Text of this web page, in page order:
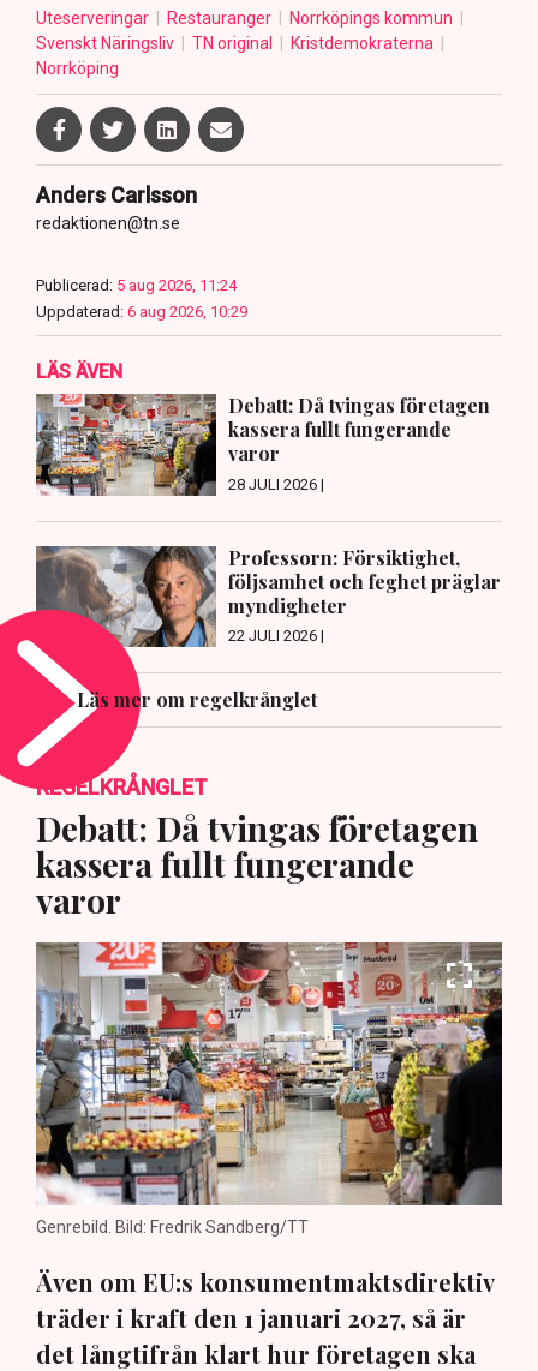
Uteserveringar Restauranger
Norrköpings kommun
Svenskt Näringsliv
TN original
Kristdemokraterna
Norrköping
Anders Carlsson
redaktionen@tn.se
Publicerad: 5 aug 2026, 11:24
Uppdaterad: 6 aug 2026, 10:29
LÄS ÄVEN
Debatt: Då tvingas företagen
kassera fullt fungerande
varor
28 JULI 2026 |
Professorn: Försiktighet,
följsamhet och feghet präglar
myndigheter
22 JULI 2026 |
Läs mer om regelkrånglet
REGELKRÅNGLET
Debatt: Då tvingas företagen
kassera fullt fungerande
varor
Genrebild. Bild: Fredrik Sandberg/TT
Även om EU:s konsumentmaktsdirektiv
träder i kraft den 1 januari 2027, så är
det långtifrån klart hur företagen ska